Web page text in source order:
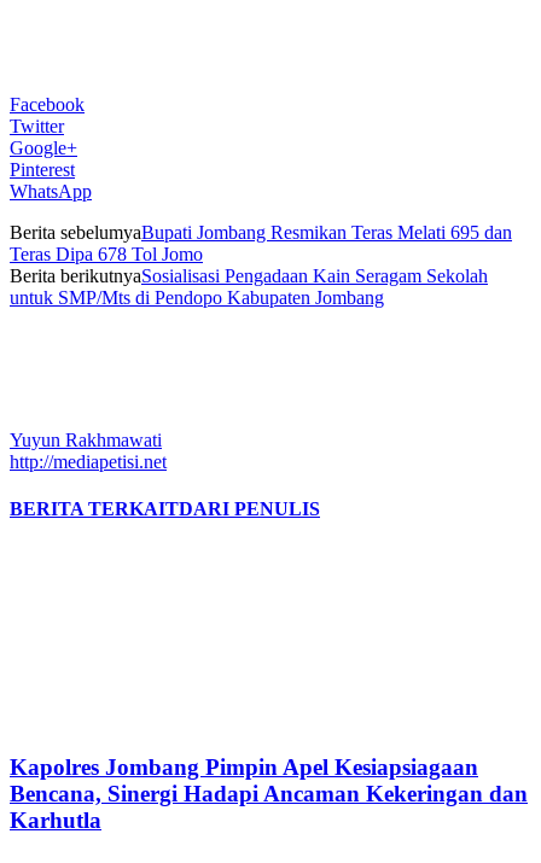
Facebook
Twitter
Google+
Pinterest
WhatsApp
Berita sebelumyaBupati Jombang Resmikan Teras Melati 695 dan
Teras Dipa 678 Tol Jomo
Berita berikutnyaSosialisasi Pengadaan Kain Seragam Sekolah
untuk SMP/Mts di Pendopo Kabupaten Jombang
Yuyun Rakhmawati
http://mediapetisi.net
BERITA TERKAITDARI PENULIS
Kapolres Jombang Pimpin Apel Kesiapsiagaan
Bencana, Sinergi Hadapi Ancaman Kekeringan dan
Karhutla